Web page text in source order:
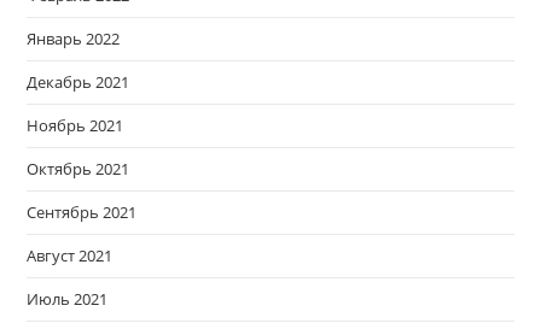
Январь 2022
Декабрь 2021
Ноябрь 2021
Октябрь 2021
Сентябрь 2021
Август 2021
Июль 2021